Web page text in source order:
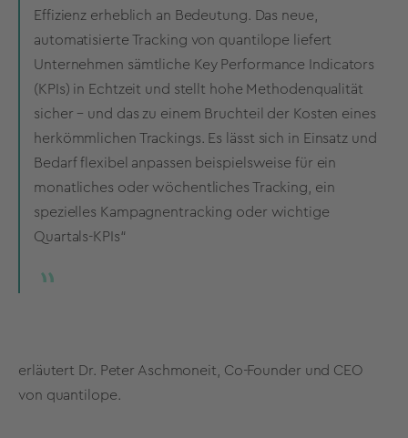
Effizienz erheblich an Bedeutung. Das neue,
automatisierte Tracking von quantilope liefert
Unternehmen sämtliche Key Performance Indicators
(KPIs) in Echtzeit und stellt hohe Methodenqualität
sicher – und das zu einem Bruchteil der Kosten eines
herkömmlichen Trackings. Es lässt sich in Einsatz und
Bedarf flexibel anpassen beispielsweise für ein
monatliches oder wöchentliches Tracking, ein
spezielles Kampagnentracking oder wichtige
Quartals-KPIs“
erläutert Dr. Peter Aschmoneit, Co-Founder und CEO
von quantilope.